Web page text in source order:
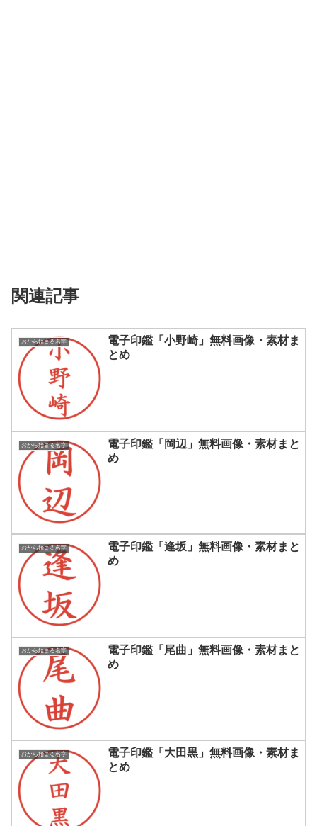
関連記事
おから始まる名字
電子印鑑「小野崎」無料画像・素材ま
とめ
おから始まる名字
電子印鑑「岡辺」無料画像・素材まと
め
おから始まる名字
電子印鑑「逢坂」無料画像・素材まと
め
おから始まる名字
電子印鑑「尾曲」無料画像・素材まと
め
おから始まる名字
電子印鑑「大田黒」無料画像・素材ま
とめ